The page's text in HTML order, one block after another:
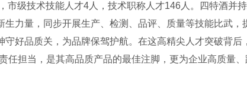
市级技术技能人才4 人，技术职称人才146 人。四特酒并
力量，同步开展生产、检测、品评、质量等技能比武，
守好品质关，为品牌保驾护航。在这高精尖人才突破背后
任担当，是其高品质产品的最佳注脚，更为企业高质量